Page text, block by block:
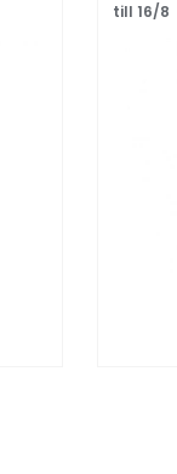
till 16/8